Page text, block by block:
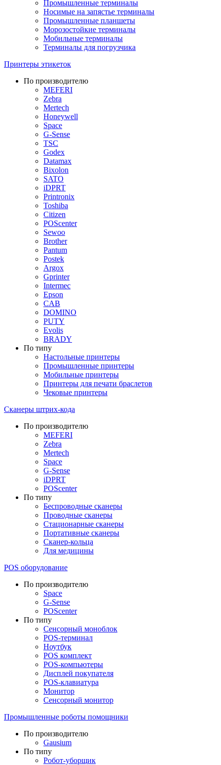
Промышленные терминалы
Носимые на запястье терминалы
Промышленные планшеты
Морозостойкие терминалы
Мобильные терминалы
Терминалы для погрузчика
Принтеры этикеток
По производителю
MEFERI
Zebra
Mertech
Honeywell
Space
G-Sense
TSC
Godex
Datamax
Bixolon
SATO
iDPRT
Printronix
Toshiba
Citizen
POScenter
Sewoo
Brother
Pantum
Postek
Argox
Gprinter
Intermec
Epson
CAB
DOMINO
PUTY
Evolis
BRADY
По типу
Настольные принтеры
Промышленные принтеры
Мобильные принтеры
Принтеры для печати браслетов
Чековые принтеры
Сканеры штрих-кода
По производителю
MEFERI
Zebra
Mertech
Space
G-Sense
iDPRT
POScenter
По типу
Беспроводные сканеры
Проводные сканеры
Стационарные сканеры
Портативные сканеры
Сканер-кольца
Для медицины
POS оборудование
По производителю
Space
G-Sense
POScenter
По типу
Сенсорный моноблок
POS-терминал
Ноутбук
POS комплект
POS-компьютеры
Дисплей покупателя
POS-клавиатура
Монитор
Сенсорный монитор
Промышленные роботы помощники
По производителю
Gausium
По типу
Робот-уборщик